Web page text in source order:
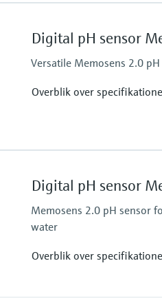
0 to 330 %SAT
Process temperature
–5 to +60 ˚C (23 to 140 ˚F)
Digital pH sensor
Versatile Memosens 2.0
Overblik over
pH 0 to 14 (1 to 12 application
Process temperature
–5 to 100 °C (23 to 212 °F) (0
Digital pH sensor
Memosens 2.0 pH sensor
water
Overblik over